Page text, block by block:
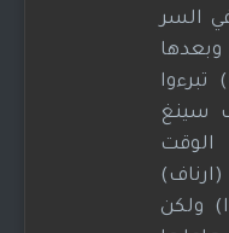
السر
وبعدها
سينغ
ولكن